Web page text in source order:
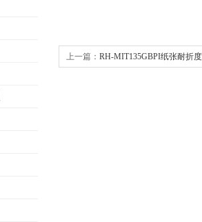
上一篇： RH-MIT135GBPI纸张耐折